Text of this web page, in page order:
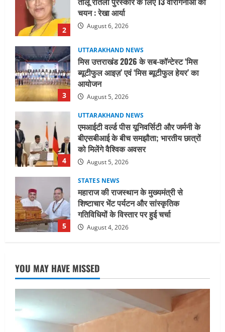
3
ब्यूटीफुल आइज़’ एवं ‘मिस ब्यूटीफुल हेयर’ का
आयोजन
4
UTTARAKHAND NEWS
एमआईटी वर्ल्ड पीस यूनिवर्सिटी और जर्मनी के
बीएसबीआई के बीच समझौता; भारतीय छात्रों
को मिलेंगे वैश्विक अवसर
August 5, 2026
5
STATES NEWS
महाराज की राजस्थान के मुख्यमंत्री से
शिष्टाचार भेंट पर्यटन और सांस्कृतिक
गतिविधियों के विस्तार पर हुई चर्चा
August 4, 2026
1
UTTARAKHAND NEWS
जिलाधिकारी/जिला निर्वाचन अधिकारी ने
सहसपुर विधानसभा क्षेत्र के पोलिंग बूथों का
निरीक्षण कर एसआईआर आपत्ति निस्तारण
शिविर की व्यवस्थाओं का लिया जायजा
तीलू रौतेली पुरस्कार के लिए 13 वीरांगनाओं का
चयन : रेखा आर्या
August 6, 2026
UTTARAKHAND NEWS
मिस उत्तराखंड 2026 के सब-कॉन्टेस्ट ‘मिस
YOU MAY HAVE MISSED